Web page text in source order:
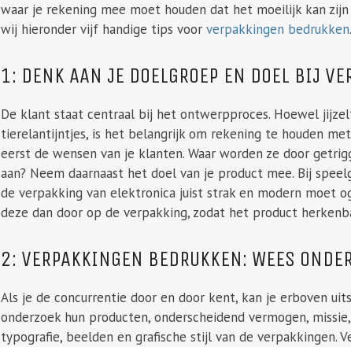
waar je rekening mee moet houden dat het moeilijk kan
wij hieronder vijf handige tips voorverpakkingen bedrukken.
1: DENK AAN JE DOELGROEP EN DOEL BIJ
De klant staat centraal bij het ontwerpproces. Hoewel
tierelantijntjes, is het belangrijk om rekening te houden
eerst de wensen van je klanten. Waar worden ze door
aan? Neem daarnaast het doel van je product mee. Bij
de verpakking van elektronica juist strak en modern moet
deze dan door op de verpakking, zodat het product
2: VERPAKKINGEN BEDRUKKEN: WEES
Als je de concurrentie door en door kent, kan je erboven
onderzoek hun producten, onderscheidend vermogen,
typografie, beelden en grafische stijl van de verpakkingen.